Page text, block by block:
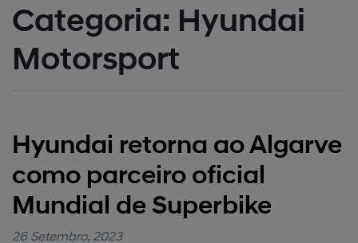
Categoria: Hyundai
Motorsport
Hyundai retorna ao Algarve
como parceiro oficial
Mundial de Superbike
26 Setembro, 2023